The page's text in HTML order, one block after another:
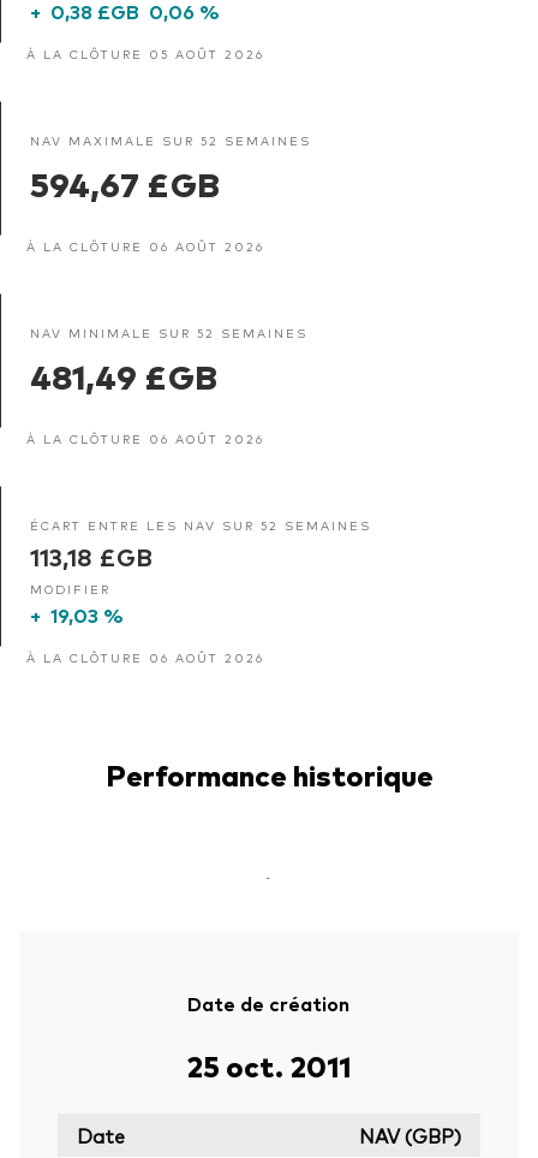
+ 0,38 £GB 0,06 %
À LA CLÔTURE 05 AOÛT 2026
NAV MAXIMALE SUR 52 SEMAINES
594,67 £GB
À LA CLÔTURE 06 AOÛT 2026
NAV MINIMALE SUR 52 SEMAINES
481,49 £GB
À LA CLÔTURE 06 AOÛT 2026
ÉCART ENTRE LES NAV SUR 52 SEMAINES
113,18 £GB
MODIFIER
+ 19,03 %
À LA CLÔTURE 06 AOÛT 2026
Performance historique
-
Date de création
25 oct. 2011
Date
NAV (GBP)